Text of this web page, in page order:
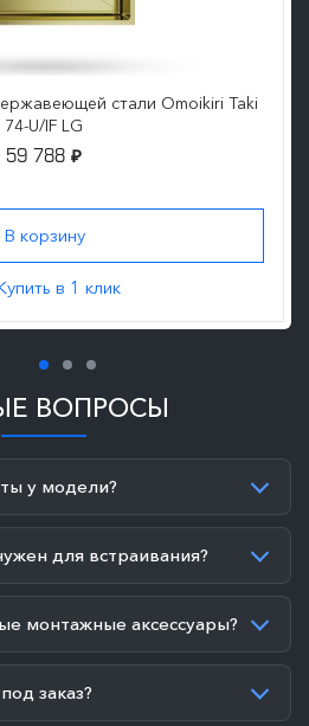
стали Omoikiri Taki
74-U/IF LG
59 788 ₽
в 1 клик
ВОПРОСЫ
у модели?
для встраивания?
монтажные аксессуары?
заказ?